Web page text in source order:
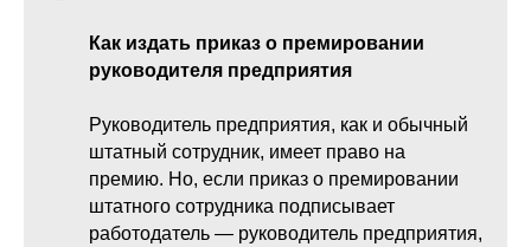
Как издать приказ о премировании
руководителя предприятия
Руководитель предприятия, как и обычный
штатный сотрудник, имеет право на
премию. Но, если приказ о премировании
штатного сотрудника подписывает
работодатель — руководитель предприятия,